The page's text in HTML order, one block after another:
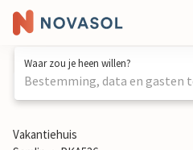
Waar zou je heen willen?
Bestemming, data en gasten
1 / 30
Vakantiehuis